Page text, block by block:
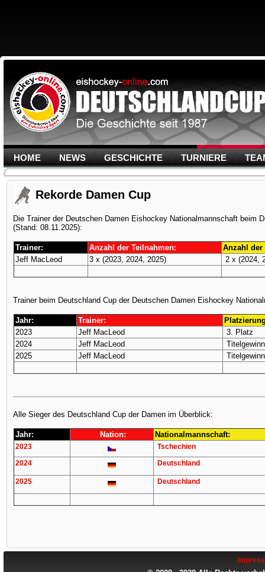
HOME NEWS GESCHICHTE TURNIERE
Rekorde Damen Cup
Die Trainer der Deutschen Damen Eishockey Nationalmannschaft beim
(Stand: 08.11.2025):
Trainer: Anzahl der Teilnahmen:
Anzahl der
Jeff MacLeod
3 x (2023, 2024, 2025) 2 x (2024,
Trainer beim Deutschland Cup der Deutschen Damen Eishockey
Jahr: Trainer:
2023
Jeff MacLeod
3. Platz
2024
Jeff MacLeod
Titelgewinn
2025
Jeff MacLeod Titelgewinn
Alle Sieger des Deutschland Cup der Damen im Überblick:
Jahr: Nation: Nationalmannschaft:
2023
Tschechien
2024
Deutschland
2025 Deutschland